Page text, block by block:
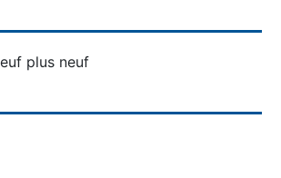
plus neuf